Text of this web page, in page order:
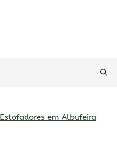
Estofadores em Albufeira